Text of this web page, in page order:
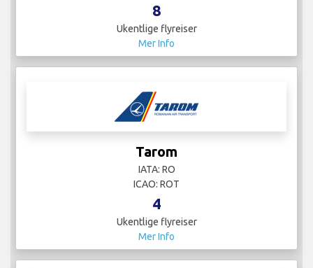
8
Ukentlige flyreiser
Mer Info
Tarom
IATA: RO
ICAO: ROT
4
Ukentlige flyreiser
Mer Info